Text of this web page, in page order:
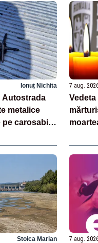
Ionuț Nichita
Autostrada
metalice
pe carosabil.
7 aug.
Stoica Marian 7 aug.